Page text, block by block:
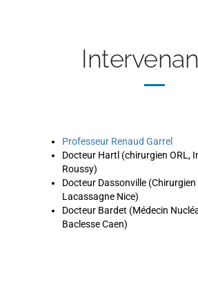
Professeur Renaud Garrel
Docteur Hartl (chirurgien ORL,
Roussy)
Docteur Dassonville (Chirurgien
Lacassagne Nice)
Docteur Bardet (Médecin
Baclesse Caen)